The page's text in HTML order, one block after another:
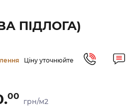
ПІДЛОГА)
Ціну уточнюйте
00
грн/м2